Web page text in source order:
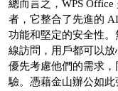
總而言之，WPS
者，它整合了先進的
功能和堅定的安全性。
線訪問，用戶都可以
優先考慮他們的需求
驗。憑藉金山辦公如